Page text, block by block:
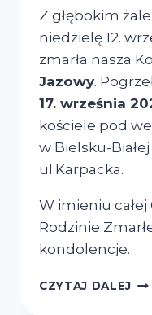
Z głębokim
niedzielę 12.
zmarła nasza
Jazowy.
17. września
kościele pod
w Bielsku-
ul.Karpacka.
W imieniu
Rodzinie
kondolencje.
CZYTAJ DALEJ